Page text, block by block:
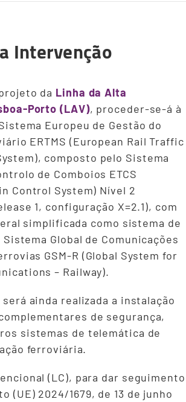
Intervenção
da Linha da Alta
Porto (LAV), proceder-se-á à
Europeu de Gestão do
ERTMS (European Rail Traffic
composto pelo Sistema
de Comboios ETCS
Control System) Nível 2
1, configuração X=2.1), com
simplificada como sistema de
Global de Comunicações
GSM-R (Global System for
– Railway).
ainda realizada a instalação
de segurança,
sistemas de telemática de
ferroviária.
(LC), para dar seguimento
(UE) 2024/1679, de 13 de junho